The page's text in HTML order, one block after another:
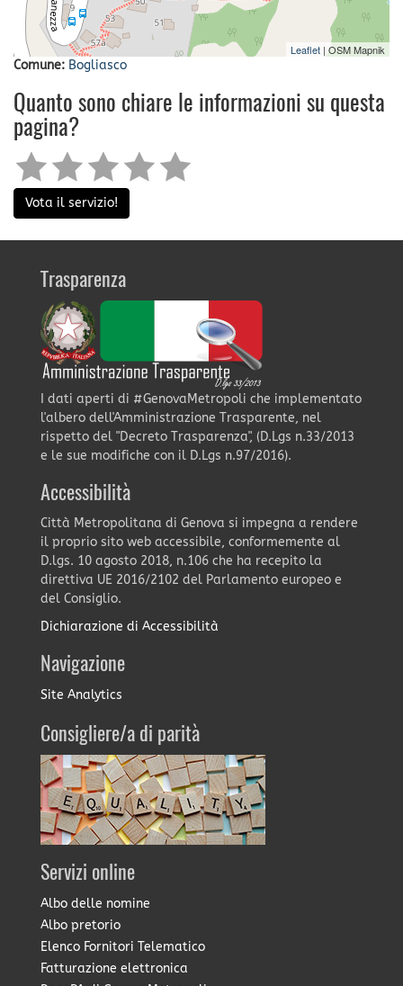
Leaflet | OSM Mapnik
Comune: Bogliasco
Quanto sono chiare le informazioni su questa
pagina?
Vota il servizio!
Trasparenza
I dati aperti di #GenovaMetropoli che implementato
l'albero dell'Amministrazione Trasparente, nel
rispetto del "Decreto Trasparenza", (D.Lgs n.33/2013
e le sue modifiche con il D.Lgs n.97/2016).
Accessibilità
Città Metropolitana di Genova si impegna a rendere
il proprio sito web accessibile, conformemente al
D.lgs. 10 agosto 2018, n.106 che ha recepito la
direttiva UE 2016/2102 del Parlamento europeo e
del Consiglio.
Dichiarazione di Accessibilità
Navigazione
Site Analytics
Consigliere/a di parità
Servizi online
Albo delle nomine
Albo pretorio
Elenco Fornitori Telematico
Fatturazione elettronica